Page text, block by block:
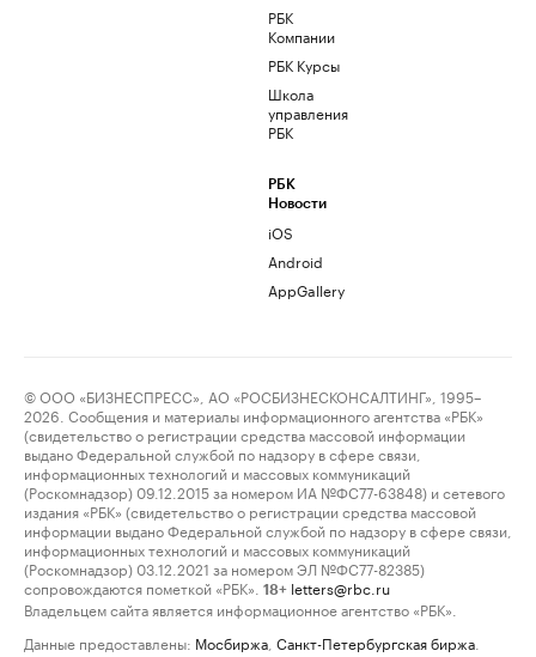
РБК
Компании
РБК Курсы
Школа
управления
РБК
РБК
Новости
iOS
Android
AppGallery
© ООО «БИЗНЕСПРЕСС», АО «РОСБИЗНЕСКОНСАЛТИНГ», 1995–
2026. Сообщения и материалы информационного агентства «РБК»
(свидетельство о регистрации средства массовой информации
выдано Федеральной службой по надзору в сфере связи,
информационных технологий и массовых коммуникаций
(Роскомнадзор) 09.12.2015 за номером ИА №ФС77-63848) и сетевого
издания «РБК» (свидетельство о регистрации средства массовой
информации выдано Федеральной службой по надзору в сфере связи,
информационных технологий и массовых коммуникаций
(Роскомнадзор) 03.12.2021 за номером ЭЛ №ФС77-82385)
сопровождаются пометкой «РБК».
18+ letters@rbc.ru
Владельцем сайта является информационное агентство «РБК».
Данные предоставлены: Мосбиржа Санкт-Петербургская биржа